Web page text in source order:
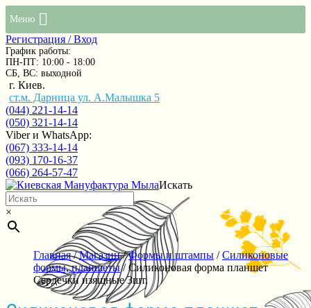
Меню
Регистрация / Вход
График работы:
ПН-ПТ: 10:00 - 18:00
СБ, ВС: выходной
г. Киев.
ст.м. Дарница ул. А.Малышка 5
(044) 221-14-14
(050) 321-14-14
Viber и WhatsApp:
(067) 333-14-14
(093) 170-16-37
(066) 264-57-47
Искать
×
Главная/Магазин/Формы и штампы /Силиконовые
формы, планшеты/ Силиконовая форма планшет
Сердечки изящные 3шт.